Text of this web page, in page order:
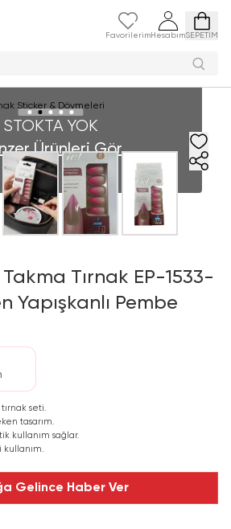
Favorilerim HesabımSEPETİM
Sticker & Dövmeleri
STOKTA YOK
Ürünleri Gör
Tırnak EP-1533-
Yapışkanlı Pembe
seti.
tasarım.
kullanım sağlar.
kullanım.
Gelince Haber Ver